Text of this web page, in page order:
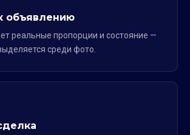
объявлению
реальные пропорции и состояние —
среди фото.